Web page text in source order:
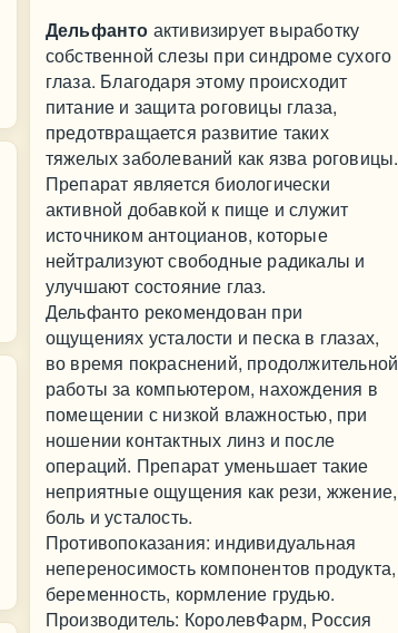
Дельфанто активизирует выработку
собственной слезы при синдроме сухого
глаза. Благодаря этому происходит
питание и защита роговицы глаза,
предотвращается развитие таких
тяжелых заболеваний как язва роговицы.
Препарат является биологически
активной добавкой к пище и служит
источником антоцианов, которые
нейтрализуют свободные радикалы и
улучшают состояние глаз.
Дельфанто рекомендован при
ощущениях усталости и песка в глазах,
во время покраснений, продолжительной
работы за компьютером, нахождения в
помещении с низкой влажностью, при
ношении контактных линз и после
операций. Препарат уменьшает такие
неприятные ощущения как рези, жжение,
боль и усталость.
Противопоказания: индивидуальная
непереносимость компонентов продукта,
беременность, кормление грудью.
Производитель: КоролевФарм, Россия